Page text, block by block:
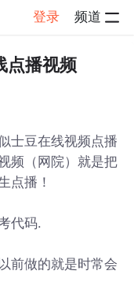
登录 频道
点播视频
士豆在线视频点播
频（网院）就是把
点播！
代码.
前做的就是时常会